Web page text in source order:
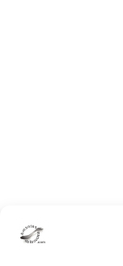
adviento